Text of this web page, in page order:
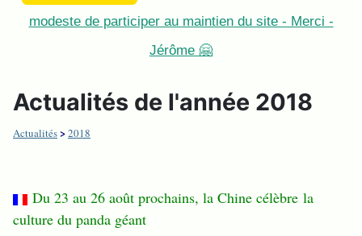
modeste de participer au maintien du site - Merci -
Jérôme 🤗
Actualités de l'année 2018
Actualités>2018
Du 23 au 26 août prochains, la Chine célèbre la
culture du panda géant